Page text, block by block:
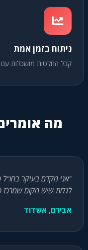
ניתוח בזמן אמת
קבל החלטות מושכלות עם
מה
"אני מקדם בעיקר בחו"ל
לגלות שיש מקום שמרכז
אבירם, אשדוד